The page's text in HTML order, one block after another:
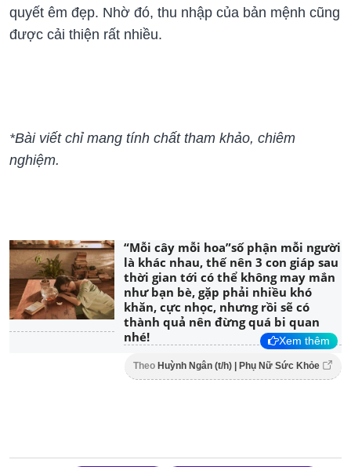
quyết êm đẹp. Nhờ đó, thu nhập của bản mệnh cũng
được cải thiện rất nhiều.
*Bài viết chỉ mang tính chất tham khảo, chiêm
nghiệm.
“Mỗi cây mỗi hoa”số phận mỗi người
là khác nhau, thế nên 3 con giáp sau
thời gian tới có thể không may mắn
như bạn bè, gặp phải nhiều khó
khăn, cực nhọc, nhưng rồi sẽ có
thành quả nên đừng quá bi quan
nhé!
Xem thêm
Theo Huỳnh Ngân (t/h) | Phụ Nữ Sức Khỏe